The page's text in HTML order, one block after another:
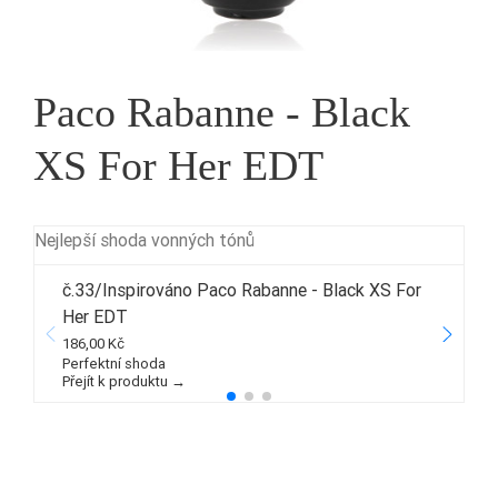
Paco Rabanne - Black
XS For Her EDT
Nejlepší shoda vonných tónů
č.33/Inspirováno Paco Rabanne - Black XS For
Her EDT
186,00 Kč
Perfektní shoda
Přejít k produktu →